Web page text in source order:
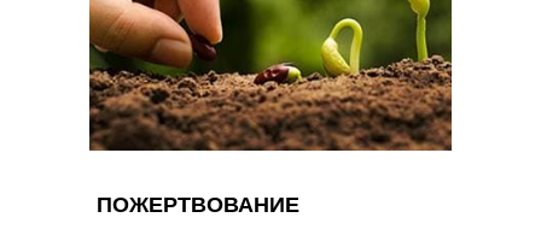
ПОЖЕРТВОВАНИЕ